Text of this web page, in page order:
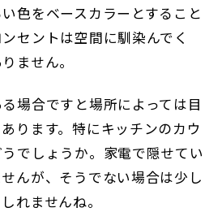
色をベースカラーとすること
セントは空間に馴染んでく
ません。
場合ですと場所によっては目
ります。特にキッチンのカウ
でしょうか。家電で隠せてい
んが、そうでない場合は少し
れませんね。